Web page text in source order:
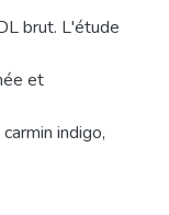
brut. L'étude
et
indigo,